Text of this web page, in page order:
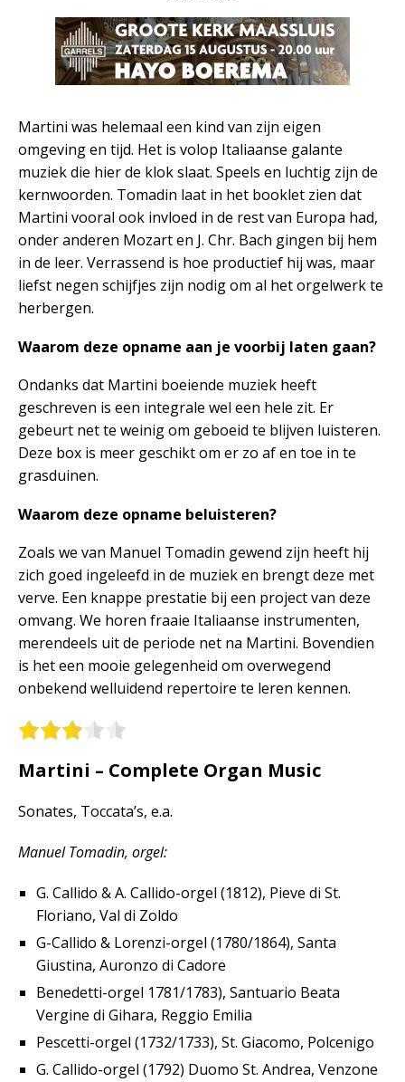
Martini was helemaal een kind van zijn eigen
omgeving en tijd. Het is volop Italiaanse galante
muziek die hier de klok slaat. Speels en luchtig zijn de
kernwoorden. Tomadin laat in het booklet zien dat
Martini vooral ook invloed in de rest van Europa had,
onder anderen Mozart en J. Chr. Bach gingen bij hem
in de leer. Verrassend is hoe productief hij was, maar
liefst negen schijfjes zijn nodig om al het orgelwerk te
herbergen.
Waarom deze opname aan je voorbij laten gaan?
Ondanks dat Martini boeiende muziek heeft
geschreven is een integrale wel een hele zit. Er
gebeurt net te weinig om geboeid te blijven luisteren.
Deze box is meer geschikt om er zo af en toe in te
grasduinen.
Waarom deze opname beluisteren?
Zoals we van Manuel Tomadin gewend zijn heeft hij
zich goed ingeleefd in de muziek en brengt deze met
verve. Een knappe prestatie bij een project van deze
omvang. We horen fraaie Italiaanse instrumenten,
merendeels uit de periode net na Martini. Bovendien
is het een mooie gelegenheid om overwegend
onbekend welluidend repertoire te leren kennen.
Martini – Complete Organ Music
Sonates, Toccata’s, e.a.
Manuel Tomadin, orgel:
G. Callido & A. Callido-orgel (1812), Pieve di St.
Floriano, Val di Zoldo
G-Callido & Lorenzi-orgel (1780/1864), Santa
Giustina, Auronzo di Cadore
Benedetti-orgel 1781/1783), Santuario Beata
Vergine di Gihara, Reggio Emilia
Pescetti-orgel (1732/1733), St. Giacomo, Polcenigo
G. Callido-orgel (1792) Duomo St. Andrea, Venzone